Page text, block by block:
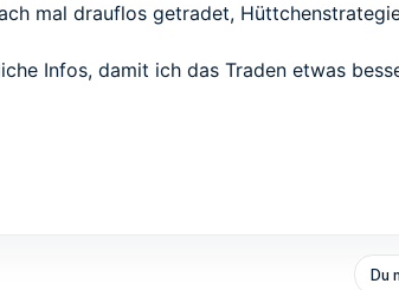
mal drauflos getradet,
Infos, damit ich das Traden etwas
Du